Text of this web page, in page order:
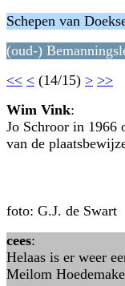
Schepen van
(oud-)
<< < (14/15) > >>
Wim Vink:
Jo Schroor in 1966
van de
foto: G.J. de Swart
cees:
Helaas is er weer
Meilom